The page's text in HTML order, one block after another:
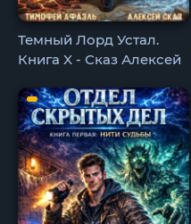
Темный Лорд Устал.
Книга X - Сказ Алексей